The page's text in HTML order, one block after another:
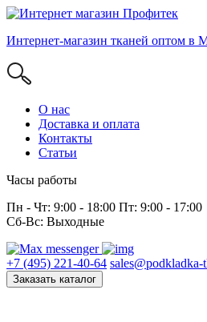
Интернет-магазин тканей оптом в
О нас
Доставка и оплата
Контакты
Статьи
Часы работы
Пн - Чт: 9:00 - 18:00 Пт: 9:00 - 17:00
Сб-Вс: Выходные
+7 (495) 221-40-64 sales@podkladka-
Заказать каталог